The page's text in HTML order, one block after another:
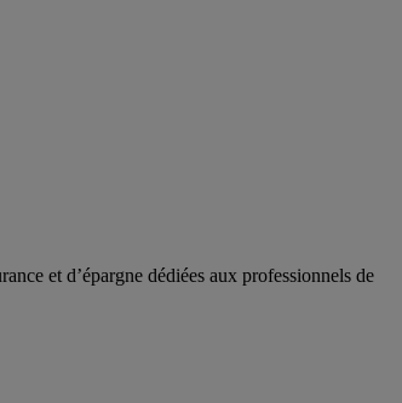
et d’épargne dédiées aux professionnels de